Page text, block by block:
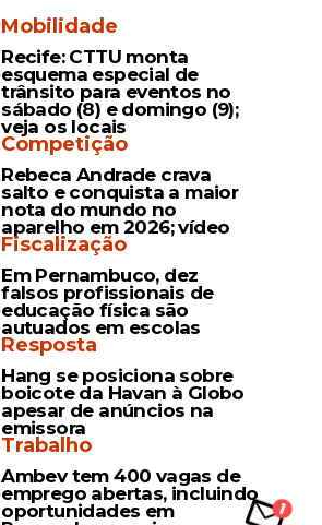
Mobilidade
Recife: CTTU monta
esquema especial de
trânsito para eventos no
sábado (8) e domingo (9);
veja os locais
Competição
Rebeca Andrade crava
salto e conquista a maior
nota do mundo no
aparelho em 2026; vídeo
Fiscalização
Em Pernambuco, dez
falsos profissionais de
educação física são
autuados em escolas
Resposta
Hang se posiciona sobre
boicote da Havan à Globo
apesar de anúncios na
emissora
Trabalho
Ambev tem 400 vagas de
emprego abertas, incluindo
oportunidades em